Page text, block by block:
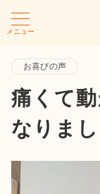
メニュー
お喜びの声
痛くて
なりまし